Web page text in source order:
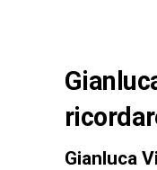
Gianluca